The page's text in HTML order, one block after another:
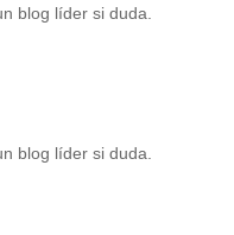
blog líder si duda.
blog líder si duda.